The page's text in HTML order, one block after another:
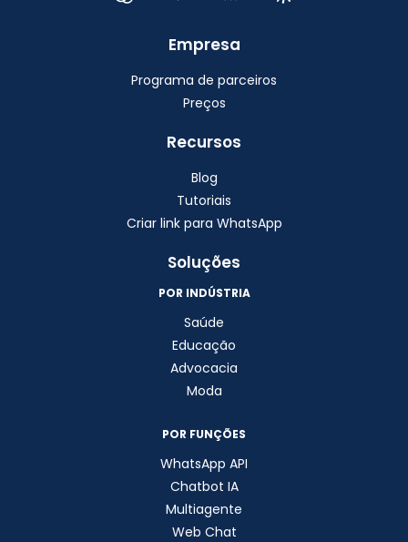
Empresa
Programa de parceiros
Preços
Recursos
Blog
Tutoriais
Criar link para WhatsApp
Soluções
POR INDÚSTRIA
Saúde
Educação
Advocacia
Moda
POR FUNÇÕES
WhatsApp API
Chatbot IA
Multiagente
Web Chat